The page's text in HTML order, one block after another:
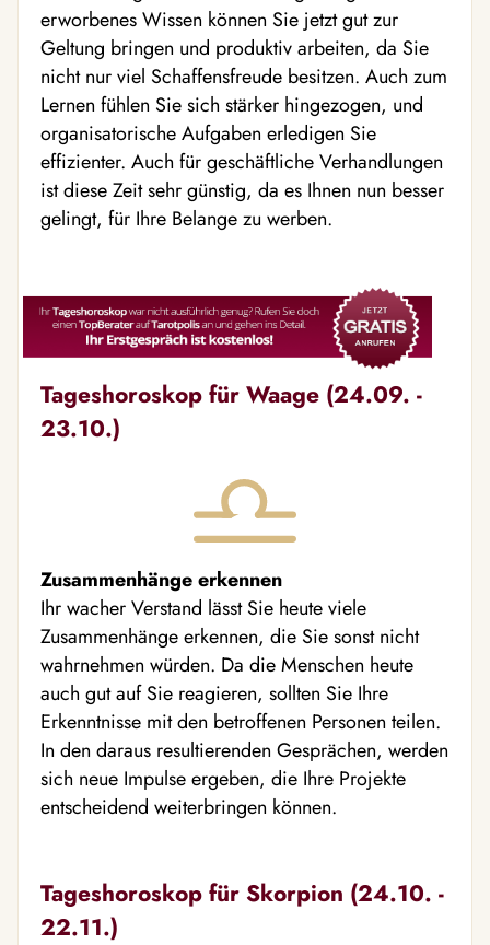
erworbenes Wissen können Sie jetzt gut zur
Geltung bringen und produktiv arbeiten, da Sie
nicht nur viel Schaffensfreude besitzen. Auch zum
Lernen fühlen Sie sich stärker hingezogen, und
organisatorische Aufgaben erledigen Sie
effizienter. Auch für geschäftliche Verhandlungen
ist diese Zeit sehr günstig, da es Ihnen nun besser
gelingt, für Ihre Belange zu werben.
Tageshoroskop für Waage (24.09. -
23.10.)
Zusammenhänge erkennen
Ihr wacher Verstand lässt Sie heute viele
Zusammenhänge erkennen, die Sie sonst nicht
wahrnehmen würden. Da die Menschen heute
auch gut auf Sie reagieren, sollten Sie Ihre
Erkenntnisse mit den betroffenen Personen teilen.
In den daraus resultierenden Gesprächen, werden
sich neue Impulse ergeben, die Ihre Projekte
entscheidend weiterbringen können.
Tageshoroskop für Skorpion (24.10. -
22.11.)